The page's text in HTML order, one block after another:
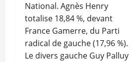
National. Agnès Henry
totalise 18,84 %, devant
France Gamerre, du Parti
radical de gauche (17,96 %).
Le divers gauche Guy Palluy